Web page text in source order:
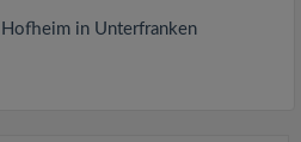
Hofheim in Unterfranken